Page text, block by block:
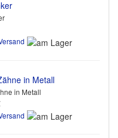
in Metall